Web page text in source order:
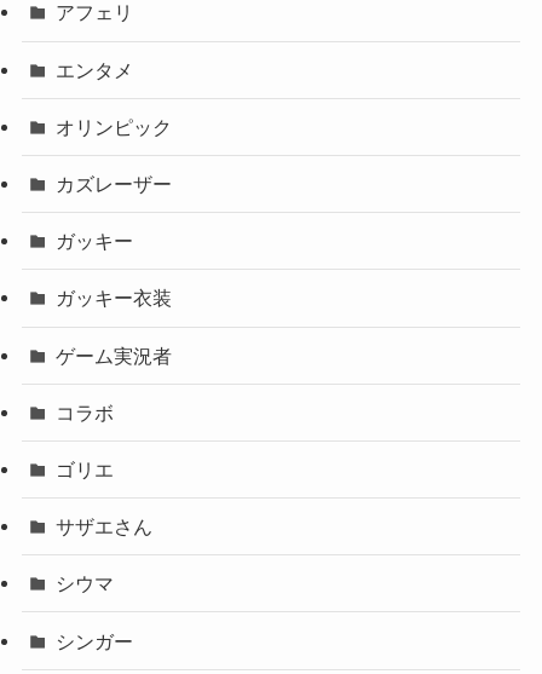
アフェリ
エンタメ
オリンピック
カズレーザー
ガッキー
ガッキー衣装
ゲーム実況者
コラボ
ゴリエ
サザエさん
シウマ
シンガー